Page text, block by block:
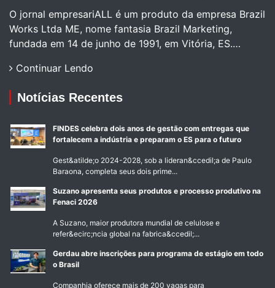
O jornal empresariALL é um produto da empresa Brazil
Works Ltda ME, nome fantasia Brazil Marketing,
fundada em 14 de junho de 1991, em Vitória, ES.…
Continuar Lendo
Notícias Recentes
FINDES celebra dois anos de gestão com entregas que
fortalecem a indústria e preparam o ES para o futuro
Gest&atilde;o 2024-2028, sob a lideran&ccedil;a de Paulo
Baraona, completa seus dois prime...
Suzano apresenta seus produtos e processo produtivo na
Fenaci 2026
A Suzano, maior produtora mundial de celulose e
refer&ecirc;ncia global na fabrica&ccedil;...
Gerdau abre inscrições para programa de estágio em todo
o Brasil
Companhia oferece mais de 200 vagas para